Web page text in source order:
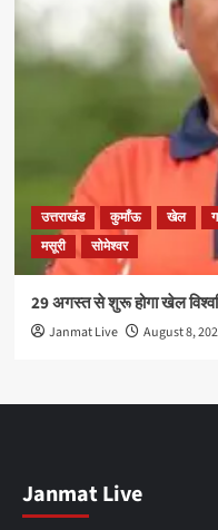
उत्तराखंड कुमाँऊ खेल
मसूरी
सोमेश्वर
29 अगस्त से शुरू होगा खेल
Janmat Live August 8,
Janmat Live